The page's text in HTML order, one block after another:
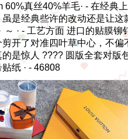
60%真丝40%羊毛· - 在经典
虽是经典些许的改动还是让这
～ · - 工艺方面 进口的贴膜铆
开了对准四叶草中心，不偏
是惊人 ???? 圆版全套对版
纸 · - 46808